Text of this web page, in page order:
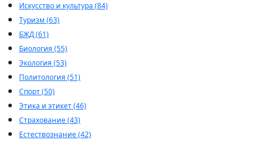
Искусство и культура (84)
Туризм (63)
БЖД (61)
Биология (55)
Экология (53)
Политология (51)
Спорт (50)
Этика и этикет (46)
Страхование (43)
Естествознание (42)